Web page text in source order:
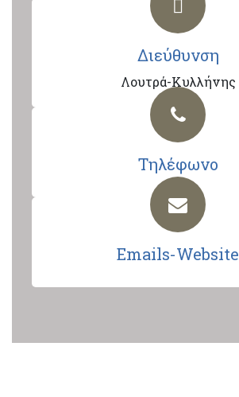
Διεύθυνση
Λουτρά-Κυλλήνης
Τηλέφωνο
Emails-Website